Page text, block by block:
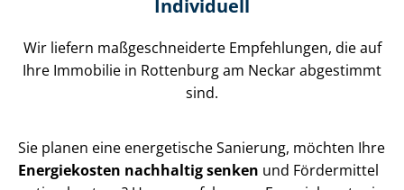
Individuell
Wir liefern maß­ge­schnei­der­te Empfehlungen, die auf
Ihre Immobilie in Rottenburg am Neckar abgestimmt
sind.
Sie planen eine energetische Sanierung, möchten Ihre
Energiekosten nachhaltig senken und Fördermittel